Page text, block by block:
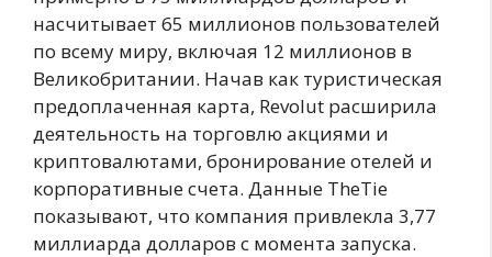
насчитывает 65 миллионов пользователей
по всему миру, включая 12 миллионов в
Великобритании. Начав как туристическая
предоплаченная карта, Revolut расширила
деятельность на торговлю акциями и
криптовалютами, бронирование отелей и
корпоративные счета. Данные TheTie
показывают, что компания привлекла 3,77
миллиарда долларов с момента запуска.